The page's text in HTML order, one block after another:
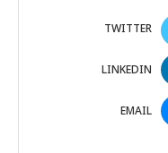
TWITTER
LINKEDIN
EMAIL